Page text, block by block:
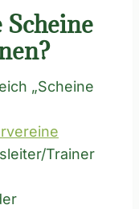
„Scheine
Trainer